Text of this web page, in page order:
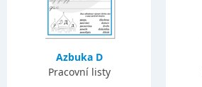
Azbuka D
Pracovní listy